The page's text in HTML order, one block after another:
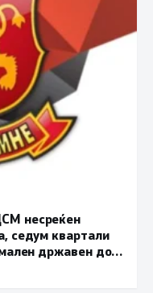
несреќен
седум квартали
државен долг